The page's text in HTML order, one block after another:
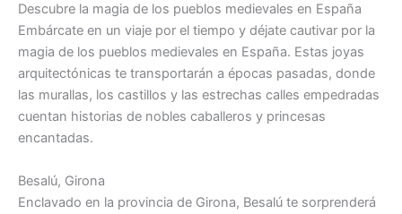
Descubre la magia de los pueblos medievales en España
Embárcate en un viaje por el tiempo y déjate cautivar por la
magia de los pueblos medievales en España. Estas joyas
arquitectónicas te transportarán a épocas pasadas, donde
las murallas, los castillos y las estrechas calles empedradas
cuentan historias de nobles caballeros y princesas
encantadas.
Besalú, Girona
Enclavado en la provincia de Girona, Besalú te sorprenderá